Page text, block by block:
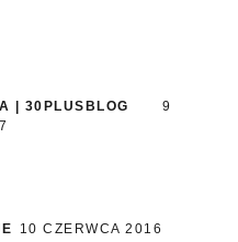
| 30PLUSBLOG
9
10 CZERWCA 2016